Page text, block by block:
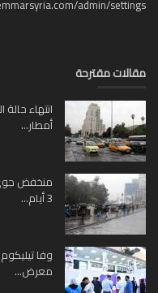
admin/
مقترحة
انتهاء حالة
أمطار...
منخفض جوي
3 أيام...
وفا تيليكوم
معرض...